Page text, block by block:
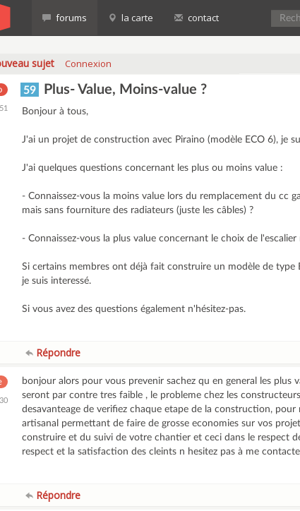
forums la carte contact
sujet Connexion
59 Plus- Value, Moins-value ?
Bonjour à tous,
J'ai un projet de construction avec Piraino (modèle ECO 6), je
J'ai quelques questions concernant les plus ou moins value :
- Connaissez-vous la moins value lors du remplacement du cc
mais sans fourniture des radiateurs (juste les câbles) ?
- Connaissez-vous la plus value concernant le choix de
Si certains membres ont déjà fait construire un modèle de type
je suis interessé.
Si vous avez des questions également n'hésitez-pas.
Répondre
bonjour alors pour vous prevenir sachez qu en general les
seront par contre tres faible , le probleme chez les
desavanteage de verifiez chaque etape de la construction,
artisanal permettant de faire de grosse economies sur vos
construire et du suivi de votre chantier et ceci dans le respect
respect et la satisfaction des cleints n hesitez pas à me
Répondre